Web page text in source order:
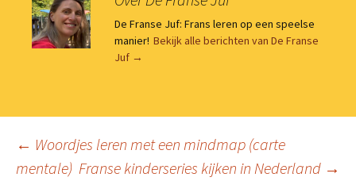
De Franse Juf: Frans leren op een speelse
manier! Bekijk alle berichten van De Franse
Juf →
Berichtnavigatie
← Woordjes leren met een mindmap (carte
mentale) Franse kinderseries kijken in Nederland →